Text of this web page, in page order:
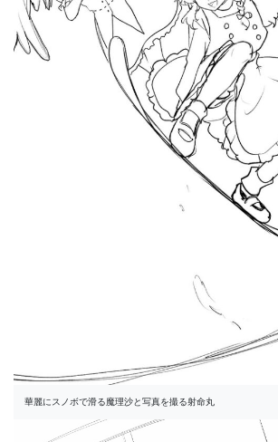
華麗にスノボで滑る魔理沙と写真を撮る射命丸